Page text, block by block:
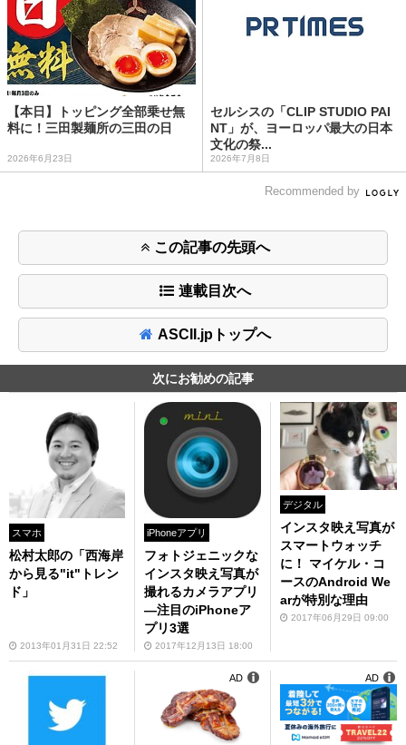
【本日】トッピング全部乗せ無
料に！三田製麺所の三田の日
2026年6月23日
セルシスの「CLIP STUDIO PAI
NT」が、ヨーロッパ最大の日本
文化の祭...
2026年7月8日
Recommended by
この記事の先頭へ
連載目次へ
ASCII.jpトップへ
次にお勧めの記事
スマホ
松村太郎の「西海岸
から見る"it"トレン
ド」
2013年01月31日 22:52
iPhoneアプリ
フォトジェニックな
インスタ映え写真が
撮れるカメラアプリ
―注目のiPhoneア
プリ3選
2017年12月13日 18:00
デジタル
インスタ映え写真が
スマートウォッチ
に！ マイケル・コ
ースのAndroid We
arが特別な理由
2017年06月29日 09:00
AD AD